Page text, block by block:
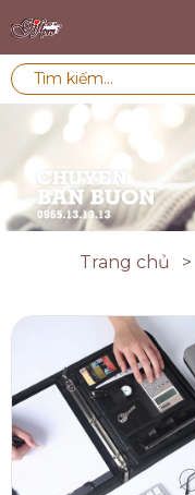
Trang chủ